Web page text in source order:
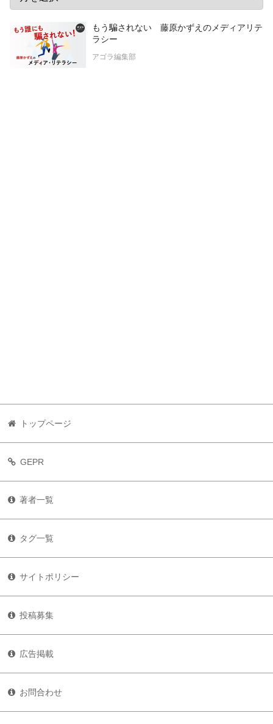
もう騙されない 藤原かずえのメディアリテ
ラシー
アゴラ編集部
トップページ
GEPR
著者一覧
タグ一覧
サイトポリシー
投稿募集
広告掲載
お問合わせ